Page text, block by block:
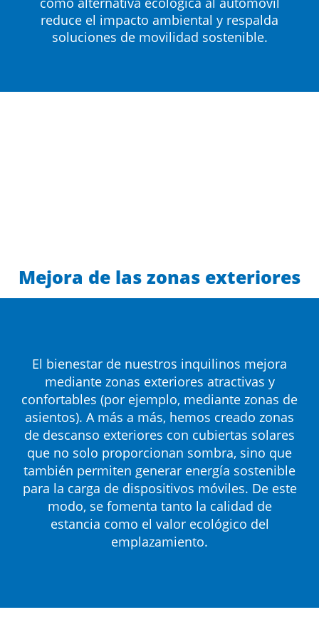
reduce el impacto ambiental y respalda
soluciones de movilidad sostenible.
Mejora de las zonas exteriores
El bienestar de nuestros inquilinos mejora
mediante zonas exteriores atractivas y
confortables (por ejemplo, mediante zonas de
asientos). A más a más, hemos creado zonas
de descanso exteriores con cubiertas solares
que no solo proporcionan sombra, sino que
también permiten generar energía sostenible
para la carga de dispositivos móviles. De este
modo, se fomenta tanto la calidad de
estancia como el valor ecológico del
emplazamiento.